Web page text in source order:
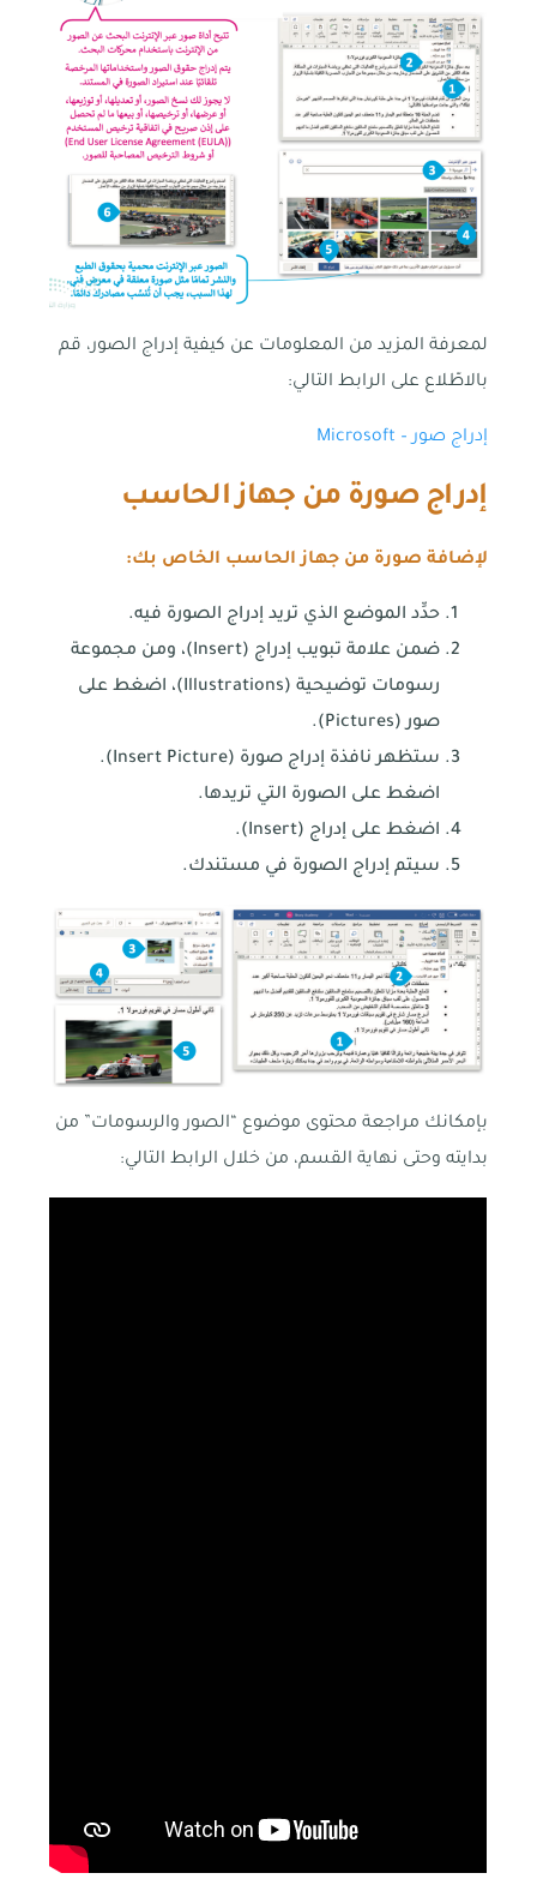
لمعرفة المزيد من المعلومات عن كيفية إدراج الصور، قم
بالاطّلاع على الرابط التالي:
إدراج صور – Microsoft
إدراج صورة من جهاز الحاسب
لإضافة صورة من جهاز الحاسب الخاص بك:
حدِّد الموضع الذي تريد إدراج الصورة فيه.
ضمن علامة تبويب إدراج (Insert)، ومن مجموعة
رسومات توضيحية (Illustrations)، اضغط على
صور (Pictures).
ستظهر نافذة إدراج صورة (Insert Picture).
اضغط على الصورة التي تريدها.
اضغط على إدراج (Insert).
سيتم إدراج الصورة في مستندك.
بإمكانك مراجعة محتوى موضوع “الصور والرسومات” من
بدايته وحتى نهاية القسم، من خلال الرابط التالي: